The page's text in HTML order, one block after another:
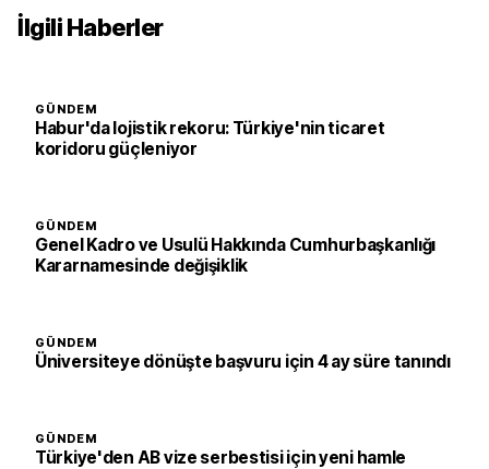
İlgili Haberler
GÜNDEM
Habur'da lojistik rekoru: Türkiye'nin ticaret
koridoru güçleniyor
GÜNDEM
Genel Kadro ve Usulü Hakkında Cumhurbaşkanlığı
Kararnamesinde değişiklik
GÜNDEM
Üniversiteye dönüşte başvuru için 4 ay süre tanındı
GÜNDEM
Türkiye'den AB vize serbestisi için yeni hamle